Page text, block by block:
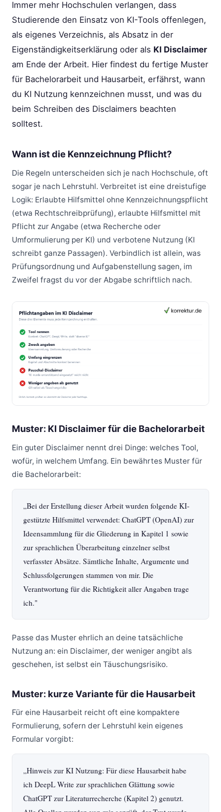
Immer mehr Hochschulen verlangen, dass
Studierende den Einsatz von KI-Tools offenlegen,
als eigenes Verzeichnis, als Absatz in der
Eigenständigkeitserklärung oder als KI Disclaimer
am Ende der Arbeit. Hier findest du fertige Muster
für Bachelorarbeit und Hausarbeit, erfährst, wann
du KI Nutzung kennzeichnen musst, und was du
beim Schreiben des Disclaimers beachten
solltest.
Wann ist die Kennzeichnung Pflicht?
Die Regeln unterscheiden sich je nach Hochschule, oft
sogar je nach Lehrstuhl. Verbreitet ist eine dreistufige
Logik: Erlaubte Hilfsmittel ohne Kennzeichnungspflicht
(etwa Rechtschreibprüfung), erlaubte Hilfsmittel mit
Pflicht zur Angabe (etwa Recherche oder
Umformulierung per KI) und verbotene Nutzung (KI
schreibt ganze Passagen). Verbindlich ist allein, was
Prüfungsordnung und Aufgabenstellung sagen, im
Zweifel fragst du vor der Abgabe schriftlich nach.
Muster: KI Disclaimer für die Bachelorarbeit
Ein guter Disclaimer nennt drei Dinge: welches Tool,
wofür, in welchem Umfang. Ein bewährtes Muster für
die Bachelorarbeit:
„Bei der Erstellung dieser Arbeit wurden folgende KI-
gestützte Hilfsmittel verwendet: ChatGPT (OpenAI) zur
Ideensammlung für die Gliederung in Kapitel 1 sowie
zur sprachlichen Überarbeitung einzelner selbst
verfasster Absätze. Sämtliche Inhalte, Argumente und
Schlussfolgerungen stammen von mir. Die
Verantwortung für die Richtigkeit aller Angaben trage
ich."
Passe das Muster ehrlich an deine tatsächliche
Nutzung an: ein Disclaimer, der weniger angibt als
geschehen, ist selbst ein Täuschungsrisiko.
Muster: kurze Variante für die Hausarbeit
Für eine Hausarbeit reicht oft eine kompaktere
Formulierung, sofern der Lehrstuhl kein eigenes
Formular vorgibt:
„Hinweis zur KI Nutzung: Für diese Hausarbeit habe
ich DeepL Write zur sprachlichen Glättung sowie
ChatGPT zur Literaturrecherche (Kapitel 2) genutzt.